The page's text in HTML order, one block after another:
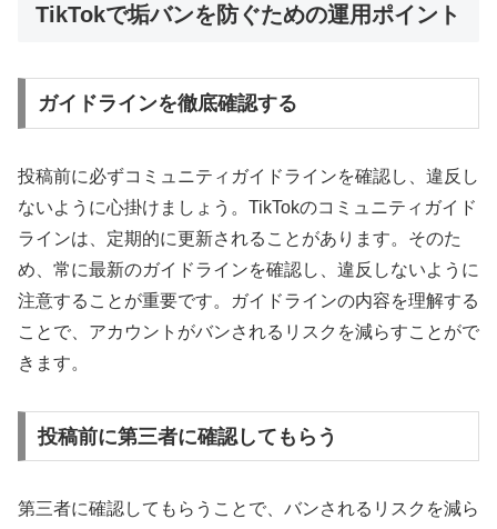
TikTokで垢バンを防ぐための運用ポイント
ガイドラインを徹底確認する
投稿前に必ずコミュニティガイドラインを確認し、違反し
ないように心掛けましょう。TikTokのコミュニティガイド
ラインは、定期的に更新されることがあります。そのた
め、常に最新のガイドラインを確認し、違反しないように
注意することが重要です。ガイドラインの内容を理解する
ことで、アカウントがバンされるリスクを減らすことがで
きます。
投稿前に第三者に確認してもらう
第三者に確認してもらうことで、バンされるリスクを減ら